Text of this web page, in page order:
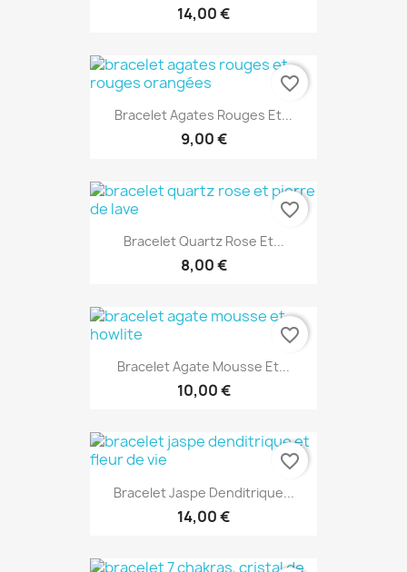
14,00 €
Bracelet Agates Rouges Et...
9,00 €
favorite_border
Bracelet Quartz Rose Et...
8,00 €
favorite_border
Bracelet Agate Mousse Et...
10,00 €
favorite_border
Bracelet Jaspe Denditrique...
14,00 €
favorite_border